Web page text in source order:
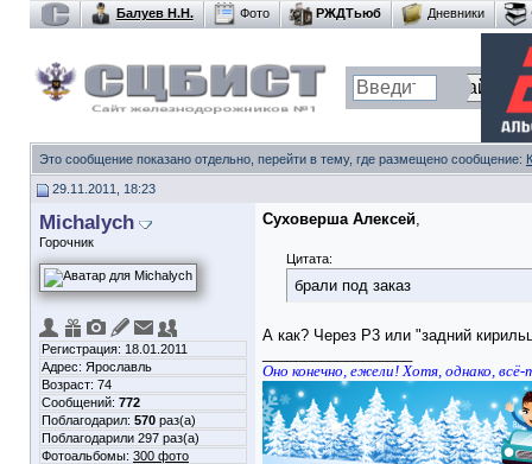
Балуев Н.Н. Фото РЖДТьюб Дневники
Это сообщение показано отдельно, перейти в тему, где размещено сообщение:
29.11.2011, 18:23
Michalych
Горочник
Регистрация: 18.01.2011
Адрес: Ярославль
Возраст: 74
Сообщений: 772
Поблагодарил: 570 раз(а)
Поблагодарили 297 раз(а)
Фотоальбомы: 300 фото
Суховерша Алексей,
Цитата:
брали под заказ
А как? Через Р3 или "задний
Оно конечно, ежели! Хотя, однако, всё-